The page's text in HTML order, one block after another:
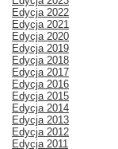
Edycja 2022
Edycja 2021
Edycja 2020
Edycja 2019
Edycja 2018
Edycja 2017
Edycja 2016
Edycja 2015
Edycja 2014
Edycja 2013
Edycja 2012
Edycja 2011